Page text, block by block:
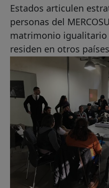
Estados articulen
personas del
matrimonio igualitario
residen en otros